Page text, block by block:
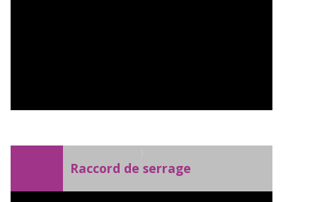
Raccord de serrage